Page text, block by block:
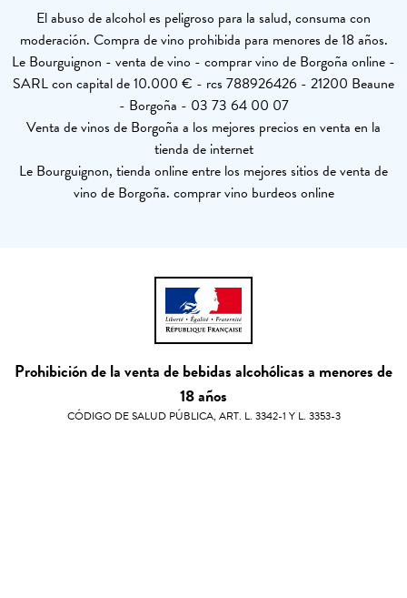
El abuso de alcohol es peligroso para la salud, consuma con
moderación. Compra de vino prohibida para menores de 18 años.
Le Bourguignon - venta de vino - comprar vino de Borgoña online -
SARL con capital de 10.000 € - rcs 788926426 - 21200 Beaune
- Borgoña - 03 73 64 00 07
Venta de vinos de Borgoña a los mejores precios en venta en la
tienda de internet
Le Bourguignon, tienda online entre los mejores sitios de venta de
vino de Borgoña. comprar vino burdeos online
Prohibición de la venta de bebidas alcohólicas a menores de
18 años
CÓDIGO DE SALUD PÚBLICA, ART. L. 3342-1 Y L. 3353-3